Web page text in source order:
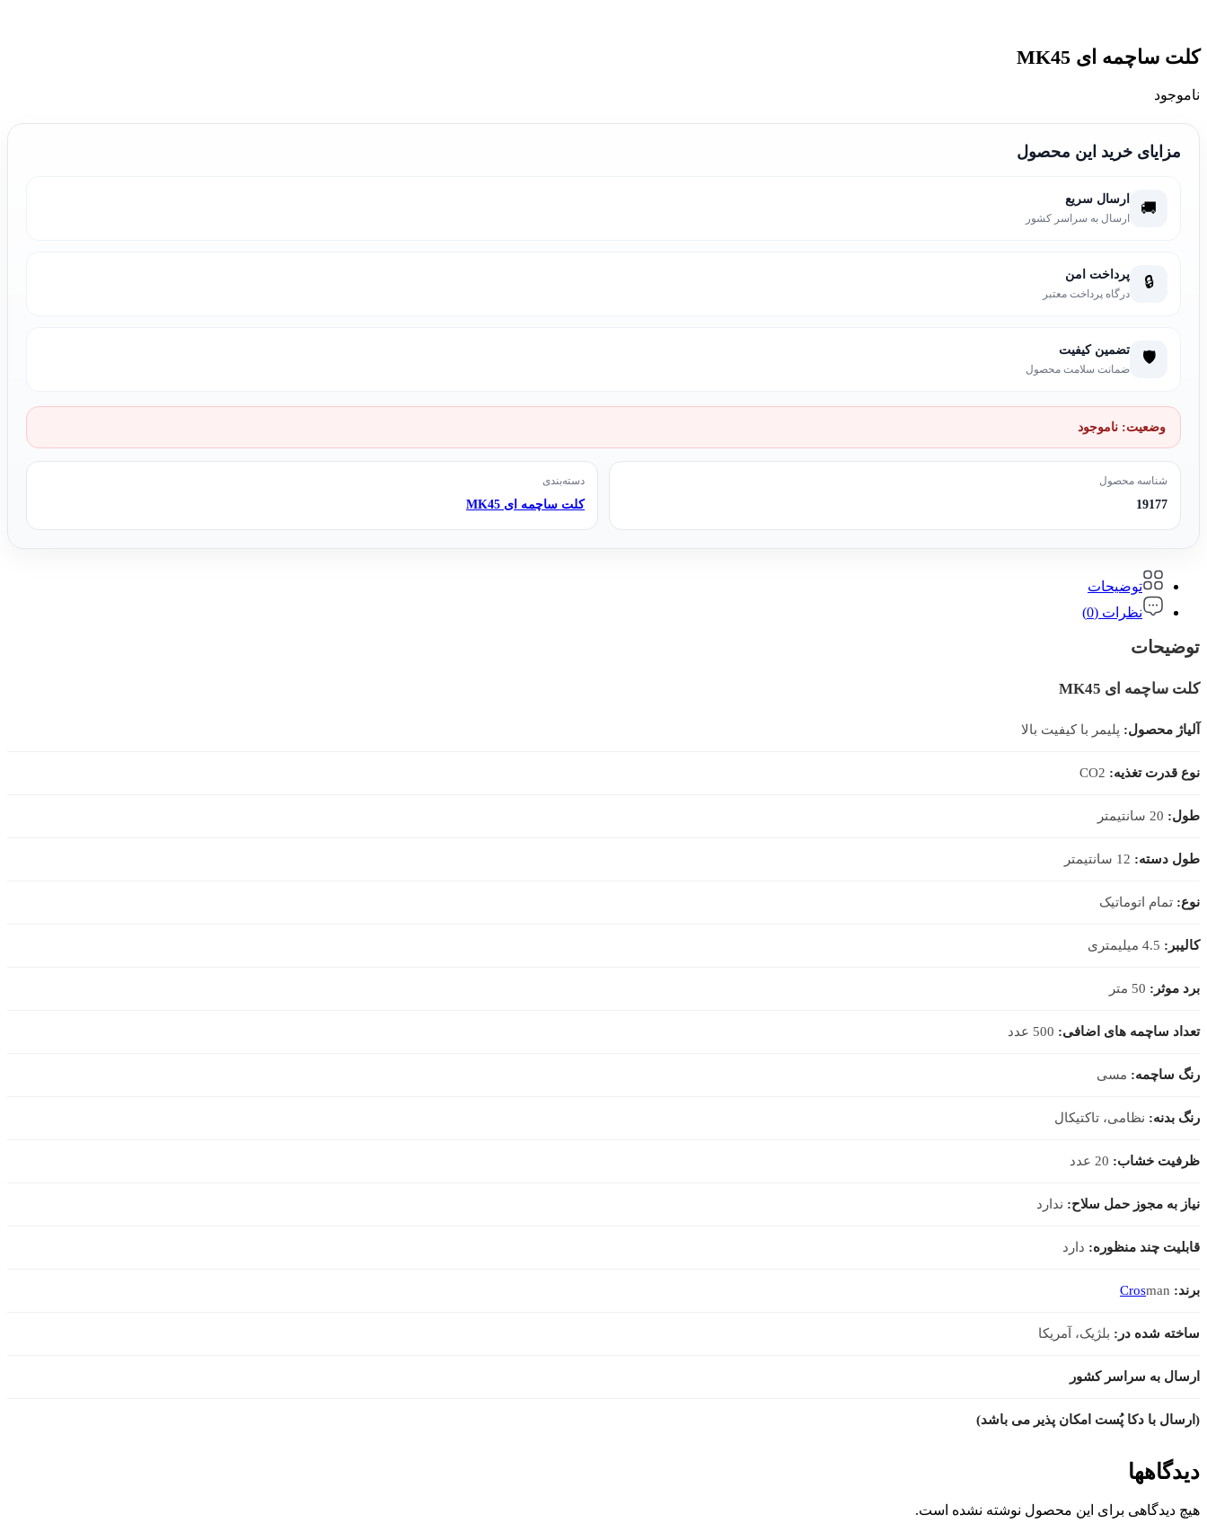
کلت ساچمه ای MK45
ناموجود
مزایای خرید این محصول
🚚 ارسال سریع
ارسال به سراسر کشور
🔒 پرداخت امن
درگاه پرداخت معتبر
🛡️ تضمین کیفیت
ضمانت سلامت محصول
وضعیت: ناموجود
شناسه محصول
19177
دسته‌بندی
کلت ساچمه ای MK45
توضیحات
نظرات (0)
توضیحات
کلت ساچمه ای MK45
آلیاژ محصول: پلیمر با کیفیت بالا
نوع قدرت تغذیه:
طول:
طول دسته:
نوع: تمام اتوماتیک
کالیبر:
برد موثر:
تعداد ساچمه های اضافی:
رنگ ساچمه: مسی
رنگ بدنه: نظامی، تاکتیکال
ظرفیت خشاب:
نیاز به مجوز حمل سلاح: ندارد
قابلیت چند منظوره: دارد
برند: Crosman
ساخته شده در: بلژیک، آمریکا
ارسال به سراسر کشور
(ارسال با دکا پُست امکان پذیر می باشد)
دیدگاهها
هیچ دیدگاهی برای این محصول نوشته نشده است.